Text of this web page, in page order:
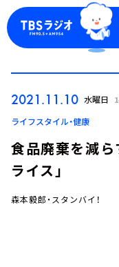
ログイン
2021.11.10 水曜日
ライフスタイル・健康
食品廃棄を減ら
ライス」
森本毅郎・スタンバイ！